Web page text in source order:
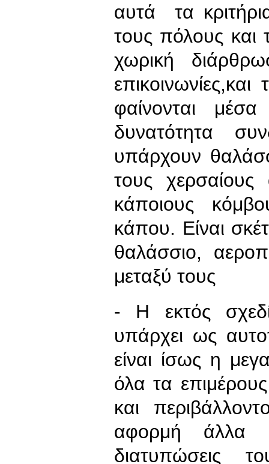
αυτά τα
τους πόλους και
χωρική
φαίνονται
δυνατότητα
υπάρχουν
τους
κάποιους
κάπου. Είναι
θαλάσσιο,
μεταξύ τους
- Η εκτός
υπάρχει ως
είναι ίσως η
όλα τα
και
αφορμή άλλα
διατυπώσεις